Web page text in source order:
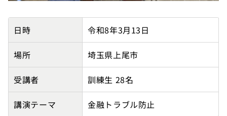
【埼玉県金融リテラシー向上パートナー】埼玉県立中央
日時 令和8年3月13日
場所 埼玉県上尾市
受講者 訓練生 28名
講演テーマ 金融トラブル防止